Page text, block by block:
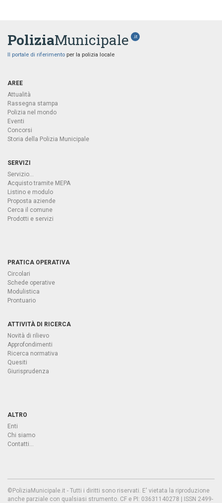
PoliziaMunicipale .it
Il portale di riferimento per la polizia locale
AREE
Attualità
Rassegna stampa
Polizia nel mondo
Eventi
Concorsi
Storia della Polizia Municipale
SERVIZI
Servizio...
Acquisto tramite MEPA
Listino e modulo
Proposta aziende
Cerca il comune
Prodotti e servizi
PRATICA OPERATIVA
Circolari
Schede operative
Modulistica
Prontuario
ATTIVITÀ DI RICERCA
Novità di rilievo
Approfondimenti
Ricerca normativa
Quesiti
Giurisprudenza
ALTRO
Enti
Chi siamo
Contatti...
©PoliziaMunicipale.it - Tutti i diritti sono riservati. E' vietata la riproduzione
anche parziale con qualsiasi strumento. CF e PI: 03631140278 | ISSN 2499-